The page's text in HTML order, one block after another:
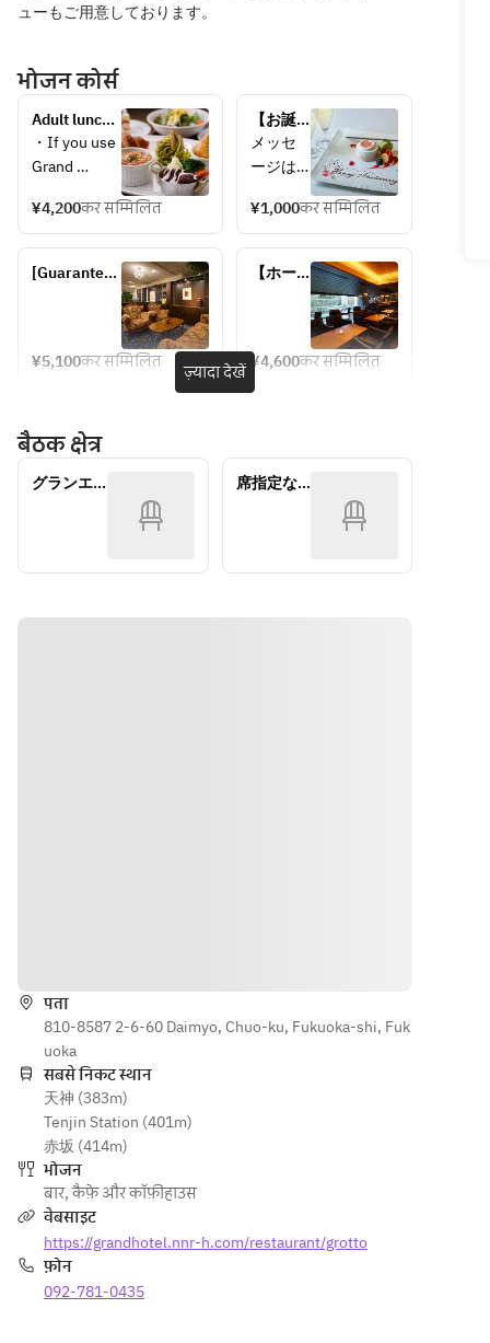
ューもご用意しております。
भोजन कोर्स
Adult lunch
+ coffee
included
・If you use
Grand
table charge
of ¥550 per
person will
be applied.
¥4,200कर सम्मिलित
【お誕
生日・
記念
料メッ
セージ
プレー
ト(※2日
メッセ
ージは
Birthday
！」
「Happy
sary！」
ns！」
「い
など。
¥1,000कर सम्मिलित
[Guaranteed
Afternoon
¥5,100कर सम्मिलित
【ホー
GROTTO
¥4,600कर सम्मिलित
ज़्यादा देखें
बैठक क्षेत्र
グランエ
席指定な
पता
810-8587 2-6-60 Daimyo, Chuo-ku, Fukuoka-shi, Fuk
uoka
सबसे निकट स्थान
天神 (383m)
Tenjin Station (401m)
赤坂 (414m)
भोजन
बार,कैफ़े और कॉफ़ीहाउस
वेबसाइट
https://grandhotel.nnr-h.com/restaurant/grotto
फ़ोन
092-781-0435